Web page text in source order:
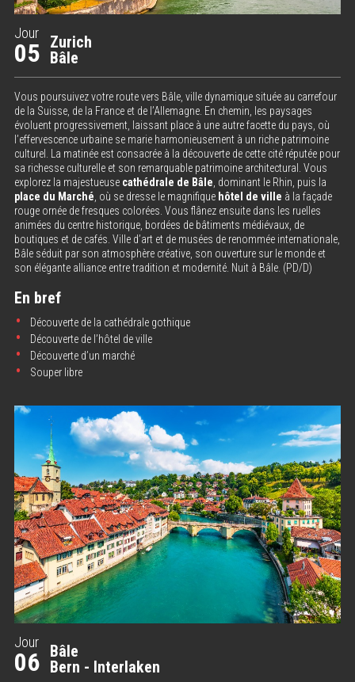
Jour
05 Zurich
Bâle
Vous poursuivez votre route vers Bâle, ville dynamique située au carrefour
de la Suisse, de la France et de l’Allemagne. En chemin, les paysages
évoluent progressivement, laissant place à une autre facette du pays, où
l’effervescence urbaine se marie harmonieusement à un riche patrimoine
culturel. La matinée est consacrée à la découverte de cette cité réputée pour
sa richesse culturelle et son remarquable patrimoine architectural. Vous
explorez la majestueuse cathédrale de Bâle , dominant le Rhin, puis la
place du Marché , où se dresse le magnifique hôtel de ville à la façade
rouge ornée de fresques colorées. Vous flânez ensuite dans les ruelles
animées du centre historique, bordées de bâtiments médiévaux, de
boutiques et de cafés. Ville d’art et de musées de renommée internationale,
Bâle séduit par son atmosphère créative, son ouverture sur le monde et
son élégante alliance entre tradition et modernité. Nuit à Bâle. (PD/D)
En bref
Découverte de la cathédrale gothique
Découverte de l’hôtel de ville
Découverte d’un marché
Souper libre
Jour
06 Bâle
Bern - Interlaken